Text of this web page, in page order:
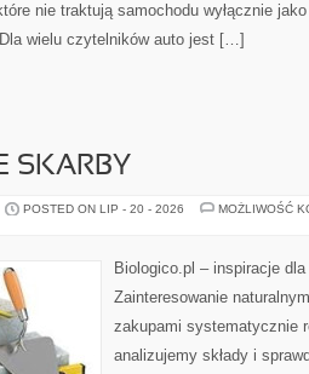
nie traktują samochodu wyłącznie
wielu czytelników auto jest […]
SKARBY
POSTED ON LIP - 20 - 2026
MOŻLIWOŚĆ
Biologico.pl – inspiracje
Zainteresowanie
zakupami systematycznie
analizujemy składy i